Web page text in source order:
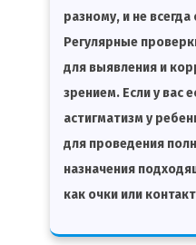
разному, и не
Регулярные
для выявления и
зрением. Если у вас
астигматизм у
для проведения
назначения
как очки или